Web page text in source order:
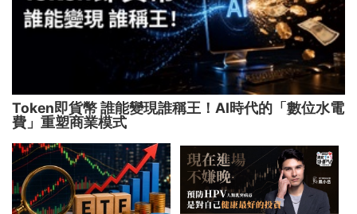
Token即貨幣 誰能變現誰稱王！AI時代的「數位水電
費」重塑商業模式